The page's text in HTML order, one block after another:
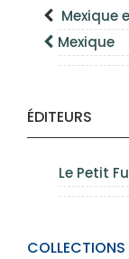
Mexique
Mexique
ÉDITEURS
Le Petit
COLLECTIONS